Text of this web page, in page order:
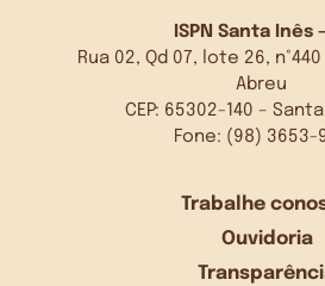
ISPN Santa Inês
Rua 02, Qd 07, lote 26,
Abreu
CEP: 65302-140 –
Fone: (98) 3653-
Trabalhe
Ouvidoria